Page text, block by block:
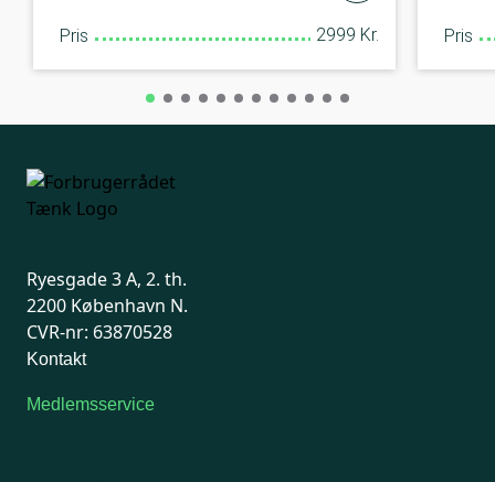
Pris 2999 Kr. Pris
Ryesgade 3 A, 2. th.
2200 København N.
CVR-nr: 63870528
Kontakt
Medlemsservice